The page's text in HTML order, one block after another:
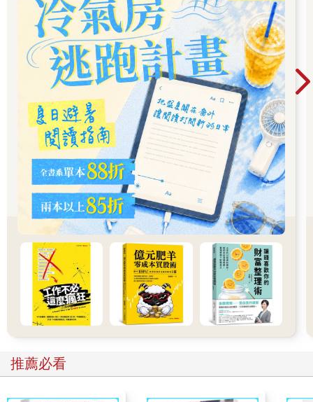
因此影響到學校課業，加上哥哥、姊姊們都是優秀學府畢業的高
材生，所以他們更希望我能先專注完成學業後，再做其他的規
劃，於是他們阻擋了所有廠商的邀約，反對我進入演藝圈，更想
盡辦法要讓我脫離這樣的環境，一切就在我來不及防備的狀況
下，硬生生把我從舒適圈抽離，進而轉學到淡江中學就讀，人生
地不熟外，又因為離家甚遠，還因此必須住校。當下的我，非常
生氣爸媽未經過我的同意，擅自做了這樣的決定，雖然百般不願
意，但一切早已成定局。當時髮禁嚴格，一直以來將頭髮視為第
二生命的我，怎麼能忍受要將一頭長髮剪成清湯掛麵？為此，愛
美的我甚至特別訂製了假髮，好面對學校的檢查，這一切都是為
了維持少女心中美麗的個人形象。
就讀淡江中學的時間，仍有許多廠商打電話來邀約拍攝，最後爸
媽決定快刀斬亂麻，他們知道單單台北與淡水的距離尚無法徹底
斷絕與演藝圈的牽連，於是乾脆直接把我送到美國去唸書，讓我
想想，老天開了我一個大玩笑，幾經波折，離了婚，繞了這麼一
大圈，但我卻又回到了演藝圈。現在想想，我真的很感謝父母當
時以強硬的方式將我送出國念書，並尊重我的興趣，讓我就讀藝
術相關的科系，培養了我對美感的sense。傻愛讓人「婚」了頭
在感情這件事，年輕時期叛逆的我，並未聽從爸媽的話，也讓自
我，卻一心只想找個「我愛的人」。直到自己也為人父母之後，
才深深體會到──爸媽永遠是對的。
推薦必看